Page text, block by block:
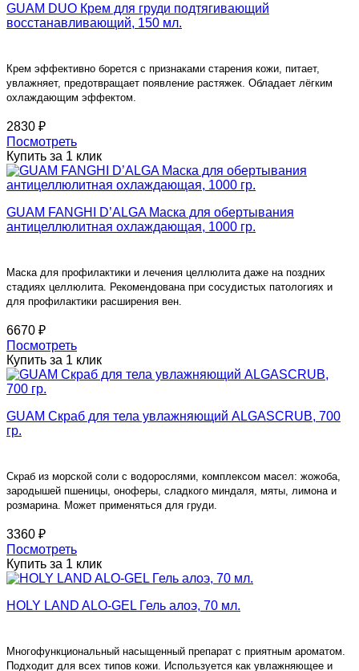
GUAM DUO Крем для груди подтягивающий
восстанавливающий, 150 мл.
Крем эффективно борется с признаками старения кожи, питает,
увлажняет, предотвращает появление растяжек. Обладает лёгким
охлаждающим эффектом.
2830 ₽
Посмотреть
Купить за 1 клик
GUAM FANGHI D’ALGA Маска для обертывания
антицеллюлитная охлаждающая, 1000 гр.
Маска для профилактики и лечения целлюлита даже на поздних
стадиях целлюлита. Рекомендована при сосудистых патологиях и
для профилактики расширения вен.
6670 ₽
Посмотреть
Купить за 1 клик
GUAM Скраб для тела увлажняющий ALGASCRUB, 700
гр.
Скраб из морской соли с водорослями, комплексом масел: жожоба,
зародышей пшеницы, оноферы, сладкого миндаля, мяты, лимона и
розмарина. Может применяться для груди.
3360 ₽
Посмотреть
Купить за 1 клик
HOLY LAND ALO-GEL Гель алоэ, 70 мл.
Многофункциональный насыщенный препарат с приятным ароматом.
Подходит для всех типов кожи. Используется как увлажняющее и